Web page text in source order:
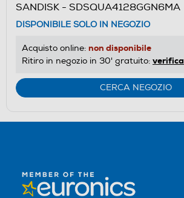
SANDISK - SDSQUA4128GGN6MA
DISPONIBILE SOLO IN NEGOZIO
Acquisto online: non disponibile
Ritiro in negozio in 30' gratuito: verifica
CERCA NEGOZIO